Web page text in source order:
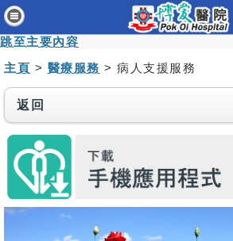
跳至主要內容
主頁
醫療服務
醫護專業人員
消息及活動
關於我們
主頁 > 醫療服務 > 病人支援服務
返回